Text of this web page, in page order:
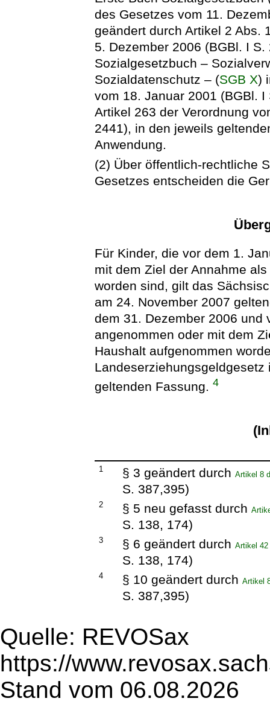
des Gesetzes vom 11.
geändert durch Artikel 2 Abs.
5. Dezember 2006 (BGBl. I
Sozialgesetzbuch –
Sozialdatenschutz – (SGB X)
vom 18. Januar 2001 (BGBl.
Artikel 263 der Verordnung
2441), in den jeweils
Anwendung.
(2) Über öffentlich-rechtliche
Gesetzes entscheiden die
Für Kinder, die vor dem 1.
mit dem Ziel der Annahme
worden sind, gilt das
am 24. November 2007
dem 31. Dezember 2006 und
angenommen oder mit dem
Haushalt aufgenommen
geltenden Fassung.4
1 § 3 geändert durchArtikel 8
S. 387,395)
2 § 5 neu gefasst durch
S. 138, 174)
3 § 6 geändert durchArtikel
S. 138, 174)
4 § 10 geändert durchArtikel
S. 387,395)
Quelle: REVOSax
https://
Stand vom 06.08.2026